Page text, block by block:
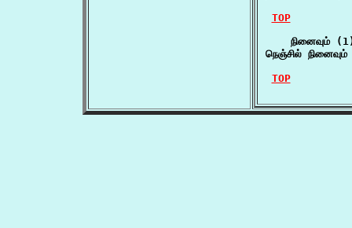
TOP
நினைவும்
நெஞ்சில்
TOP